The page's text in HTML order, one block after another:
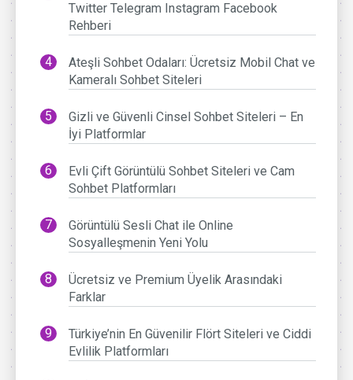
Twitter Telegram Instagram Facebook
Rehberi
Ateşli Sohbet Odaları: Ücretsiz Mobil Chat ve
Kameralı Sohbet Siteleri
Gizli ve Güvenli Cinsel Sohbet Siteleri – En
İyi Platformlar
Evli Çift Görüntülü Sohbet Siteleri ve Cam
Sohbet Platformları
Görüntülü Sesli Chat ile Online
Sosyalleşmenin Yeni Yolu
Ücretsiz ve Premium Üyelik Arasındaki
Farklar
Türkiye’nin En Güvenilir Flört Siteleri ve Ciddi
Evlilik Platformları